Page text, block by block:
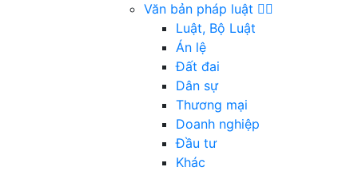
Văn bản pháp luật
Luật, Bộ Luật
Án lệ
Đất đai
Dân sự
Thương mại
Doanh nghiệp
Đầu tư
Khác